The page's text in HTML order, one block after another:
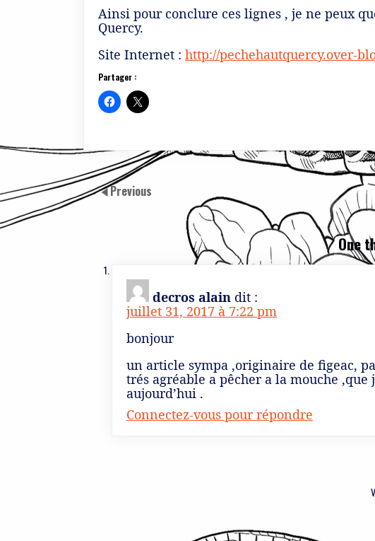
Ainsi pour conclure ces lignes , je ne peux
Quercy.
Site Internet : http://pechehautquercy.over-
Partager :
Previous
One
decros alain dit :
juillet 31, 2017 à 7:22 pm
bonjour
un article sympa ,originaire de figeac,
trés agréable a pêcher a la mouche
aujourd’hui .
Connectez-vous pour répondre